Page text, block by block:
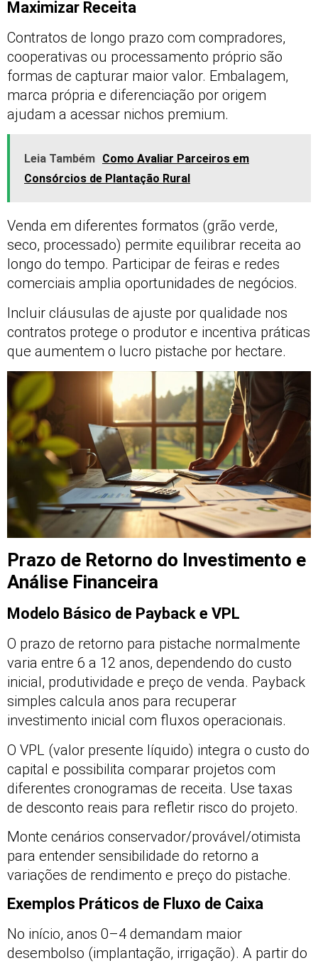
Maximizar Receita
Contratos de longo prazo com compradores,
cooperativas ou processamento próprio são
formas de capturar maior valor. Embalagem,
marca própria e diferenciação por origem
ajudam a acessar nichos premium.
Leia Também Como Avaliar Parceiros em
Consórcios de Plantação Rural
Venda em diferentes formatos (grão verde,
seco, processado) permite equilibrar receita ao
longo do tempo. Participar de feiras e redes
comerciais amplia oportunidades de negócios.
Incluir cláusulas de ajuste por qualidade nos
contratos protege o produtor e incentiva práticas
que aumentem o lucro pistache por hectare.
Prazo de Retorno do Investimento e
Análise Financeira
Modelo Básico de Payback e VPL
O prazo de retorno para pistache normalmente
varia entre 6 a 12 anos, dependendo do custo
inicial, produtividade e preço de venda. Payback
simples calcula anos para recuperar
investimento inicial com fluxos operacionais.
O VPL (valor presente líquido) integra o custo do
capital e possibilita comparar projetos com
diferentes cronogramas de receita. Use taxas
de desconto reais para refletir risco do projeto.
Monte cenários conservador/provável/otimista
para entender sensibilidade do retorno a
variações de rendimento e preço do pistache.
Exemplos Práticos de Fluxo de Caixa
No início, anos 0–4 demandam maior
desembolso (implantação, irrigação). A partir do